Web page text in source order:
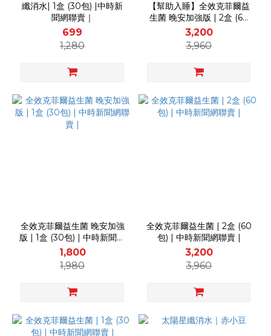
纖消水| 1盒 (30包) |中時新
聞網聯賣｜
699
1,280
【幫助入睡】全效克菲爾益
生菌 晚安加強版 | 2盒 (60
包) | 中時新聞網聯賣 |
3,200
3,960
全效克菲爾益生菌 晚安加強
版 | 1盒 (30包) | 中時新聞網
聯賣 |
1,800
1,980
全效克菲爾益生菌 | 2盒 (60
包) | 中時新聞網聯賣 |
3,200
3,960